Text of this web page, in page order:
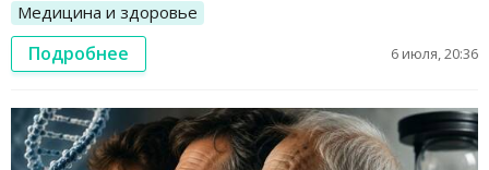
Медицина и здоровье
Подробнее 6 июля, 20:36